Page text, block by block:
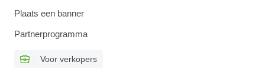
Plaats een banner
Partnerprogramma
Voor verkopers